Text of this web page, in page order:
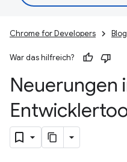
Chrome for Developers Blog
War das hilfreich?
Neuerungen